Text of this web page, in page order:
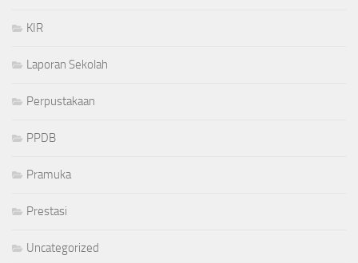
KIR
Laporan Sekolah
Perpustakaan
PPDB
Pramuka
Prestasi
Uncategorized